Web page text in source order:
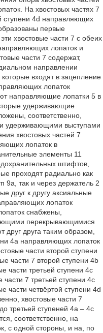
На хвостовых частях 7
ступени 4d направляющих
первые
хвостовые части 7 с обеих
лопаток и
части 7 содержат,
направлении
входят в зацепление
лопаток
направляющие лопатки 5 в
удерживающие
соответственно,
удерживающими выступами
хвостовых частей 7
лопаток в
элементы 11
штифтов,
проходят радиально как
9а, так и через держатель 2
друг к другу аксиальные
лопаток
снабжены,
перекрывающимися
друга таким образом,
4а направляющих лопаток
части второй ступени
части 7 второй ступени 4b
части третьей ступени 4с
7 третьей ступени 4с
части четвёртой ступени 4d
хвостовые части 7
третьей ступеней 4а – 4с
соответственно, на
с одной стороны, и на, по